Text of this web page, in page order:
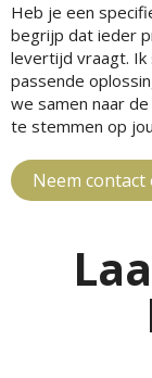
Heb je een
begrijp dat ieder
levertijd vraagt. Ik
passende
we samen naar
te stemmen op
Neem contact